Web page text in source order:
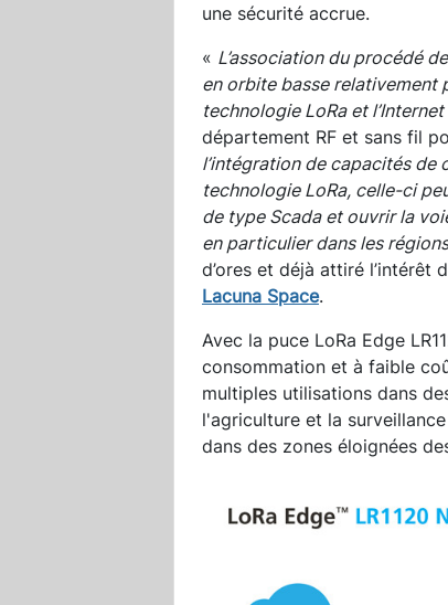
une sécurité accrue.
« L’association du procédé
en orbite basse relativement
technologie LoRa et
département RF et sans fil
l’intégration de capacités de
technologie LoRa, celle-ci
de type Scada et ouvrir la
en particulier dans les
d’ores et déjà attiré l’intérêt
Lacuna Space.
Avec la puce LoRa Edge
consommation et à faible
multiples utilisations dans
l'agriculture et la
dans des zones éloignées